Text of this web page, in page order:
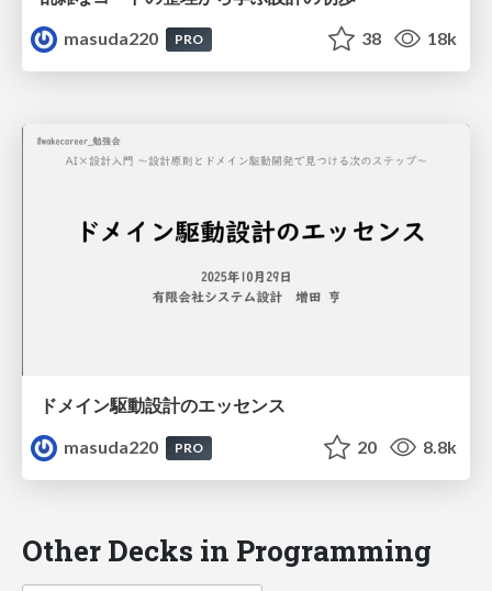
masuda220
PRO 38 18k
ドメイン駆動設計のエッセンス
masuda220
PRO 20 8.8k
Other Decks in Programming